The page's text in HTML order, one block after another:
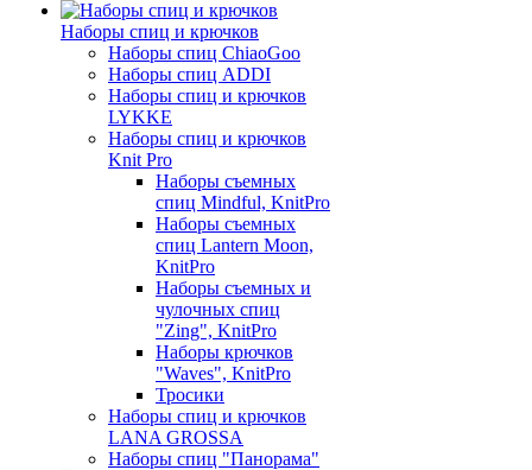
Наборы спиц и крючков
Наборы спиц ChiaoGoo
Наборы спиц ADDI
Наборы спиц и крючков
LYKKE
Наборы спиц и крючков
Knit Pro
Наборы съемных
спиц Mindful, KnitPro
Наборы съемных
спиц Lantern Moon,
KnitPro
Наборы съемных и
чулочных спиц
"Zing", KnitPro
Наборы крючков
"Waves", KnitPro
Тросики
Наборы спиц и крючков
LANA GROSSA
Наборы спиц "Панорама"